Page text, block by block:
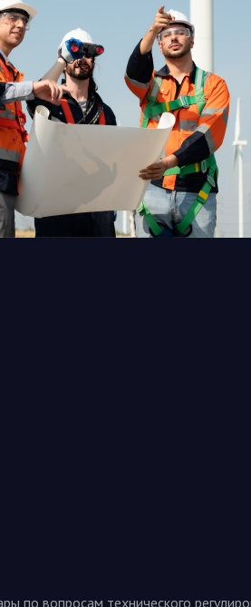
по вопросам технического